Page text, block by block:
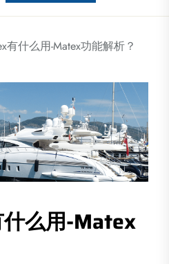
有什么用-Matex功能解析？
么用-Matex